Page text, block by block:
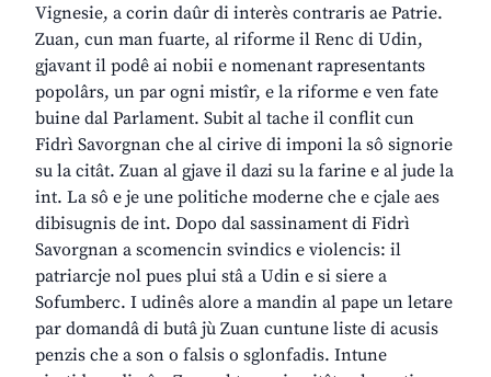
Vignesie, a corin daûr di interès contraris ae Patrie.
Zuan, cun man fuarte, al riforme il Renc di Udin,
gjavant il podê ai nobii e nomenant rapresentants
popolârs, un par ogni mistîr, e la riforme e ven fate
buine dal Parlament. Subit al tache il conflit cun
Fidrì Savorgnan che al cirive di imponi la sô signorie
su la citât. Zuan al gjave il dazi su la farine e al jude la
int. La sô e je une politiche moderne che e cjale aes
dibisugnis de int. Dopo dal sassinament di Fidrì
Savorgnan a scomencin svindics e violencis: il
patriarcje nol pues plui stâ a Udin e si siere a
Sofumberc. I udinês alore a mandin al pape un letare
par domandâ di butâ jù Zuan cuntune liste di acusis
penzis che a son o falsis o sglonfadis. Intune